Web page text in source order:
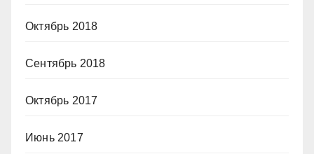
Октябрь 2018
Сентябрь 2018
Октябрь 2017
Июнь 2017